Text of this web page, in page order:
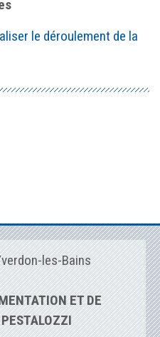
le déroulement de la
les-Bains
ET DE